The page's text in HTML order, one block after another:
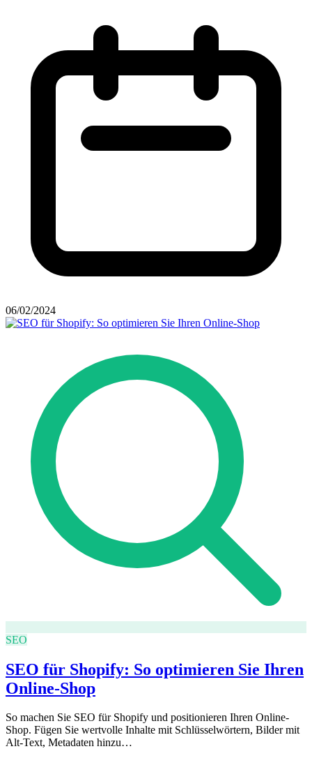
06/02/2024
SEO
SEO für Shopify: So optimieren Sie Ihren
Online-Shop
So machen Sie SEO für Shopify und positionieren Ihren Online-
Shop. Fügen Sie wertvolle Inhalte mit Schlüsselwörtern, Bilder mit
Alt-Text, Metadaten hinzu…